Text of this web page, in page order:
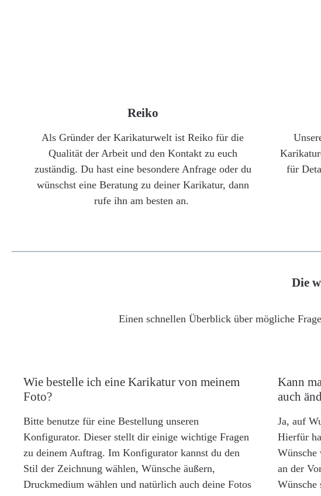
Reiko
Als Gründer der Karikaturwelt ist Reiko für die
Qualität der Arbeit und den Kontakt zu euch
zuständig. Du hast eine besondere Anfrage oder du
wünschst eine Beratung zu deiner Karikatur, dann
rufe ihn am besten an.
für
Die
Einen schnellen Überblick über mögliche
Wie bestelle ich eine Karikatur von meinem
Foto?
Bitte benutze für eine Bestellung unseren
Konfigurator. Dieser stellt dir einige wichtige Fragen
zu deinem Auftrag. Im Konfigurator kannst du den
Stil der Zeichnung wählen, Wünsche äußern,
Druckmedium wählen und natürlich auch deine Fotos
Kann
auch
Ja, auf
Hierfür
Wünsche
an der
Wünsche